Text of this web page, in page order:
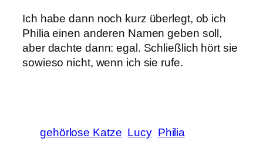
Ich habe dann noch kurz überlegt, ob ich
Philia einen anderen Namen geben soll,
aber dachte dann: egal. Schließlich hört sie
sowieso nicht, wenn ich sie rufe.
gehörlose Katze Lucy Philia